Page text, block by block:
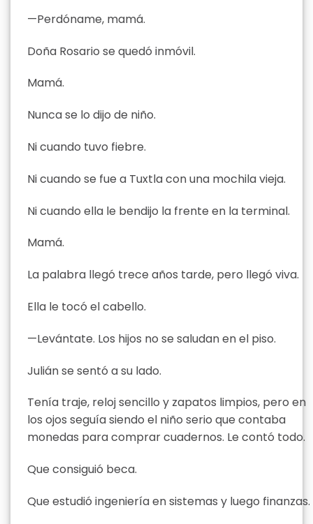
—Perdóname, mamá.
Doña Rosario se quedó inmóvil.
Mamá.
Nunca se lo dijo de niño.
Ni cuando tuvo fiebre.
Ni cuando se fue a Tuxtla con una mochila vieja.
Ni cuando ella le bendijo la frente en la terminal.
Mamá.
La palabra llegó trece años tarde, pero llegó viva.
Ella le tocó el cabello.
—Levántate. Los hijos no se saludan en el piso.
Julián se sentó a su lado.
Tenía traje, reloj sencillo y zapatos limpios, pero en
los ojos seguía siendo el niño serio que contaba
monedas para comprar cuadernos. Le contó todo.
Que consiguió beca.
Que estudió ingeniería en sistemas y luego finanzas.